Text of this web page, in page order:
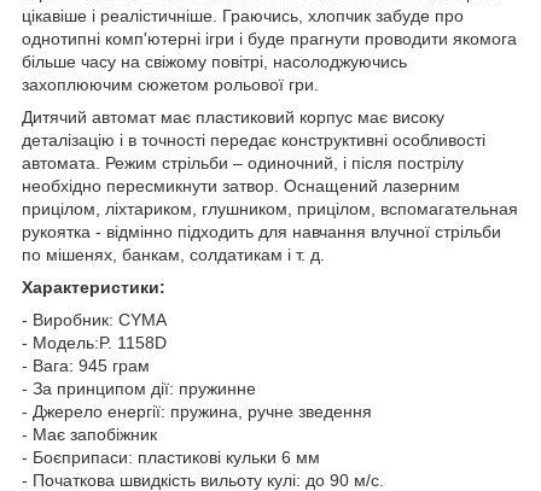
цікавіше і реалістичніше. Граючись, хлопчик забуде про
однотипні комп'ютерні ігри і буде прагнути проводити якомога
більше часу на свіжому повітрі, насолоджуючись
захоплюючим сюжетом рольової гри.
Дитячий автомат має пластиковий корпус має високу
деталізацію і в точності передає конструктивні особливості
автомата. Режим стрільби – одиночний, і після пострілу
необхідно пересмикнути затвор. Оснащений лазерним
прицілом, ліхтариком, глушником, прицілом, вспомагательная
рукоятка - відмінно підходить для навчання влучної стрільби
по мішенях, банкам, солдатикам і т. д.
Характеристики:
- Виробник: CYMA
- Модель:P. 1158D
- Вага: 945 грам
- За принципом дії: пружинне
- Джерело енергії: пружина, ручне зведення
- Має запобіжник
- Боєприпаси: пластикові кульки 6 мм
- Початкова швидкість вильоту кулі: до 90 м/с.